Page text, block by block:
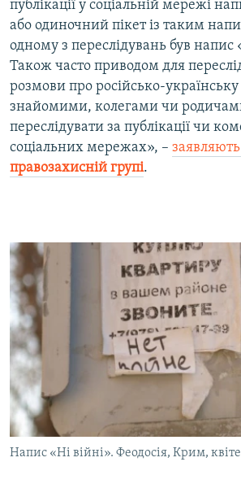
публікації у соціальній мережі
або одиночний пікет із таким
одному з переслідувань був напис
Також часто приводом для
розмови про російсько-українську
знайомими, колегами чи
переслідувати за публікації чи
соціальних мережах», –
правозахисній групі.
Напис «Ні війні». Феодосія, Крим,